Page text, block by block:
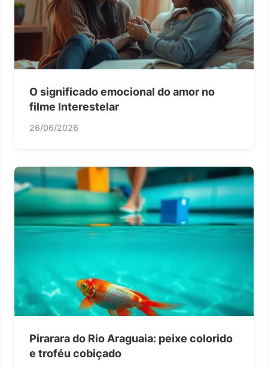
O significado emocional do amor no
filme Interestelar
26/06/2026
Pirarara do Rio Araguaia: peixe colorido
e troféu cobiçado